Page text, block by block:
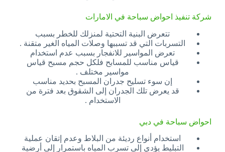
شركة تنفيذ احواض سباحة في الامارات
تتعرض البنية التحتية لمنزلك للخطر بسبب
التسربات التي قد تسببها وصلات المياه الغير متقنة .
تعرض المواسير للانفجار بسبب عدم استخدام
قياس مناسب للمسابح فلكل حجم مسبح قياس
مواسير مختلف .
إن سوء تسليح جدران المسبح بحديد مناسب
قد يعرض تلك الجدران إلى الشقوق بعد فترة من
الاستخدام .
احواض سباحة في دبي
استخدام أنواع رديئة من البلاط وعدم إتقان عملية
التبليط يؤدي إلى تسرب المياه باستمرار إلى أرضية